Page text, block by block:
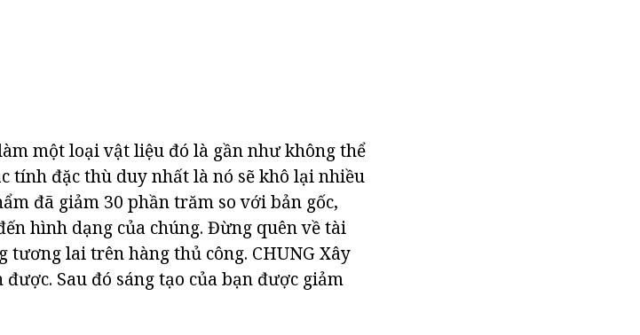
một loại vật liệu đó là gần như không thể
tính đặc thù duy nhất là nó sẽ khô lại nhiều
đã giảm 30 phần trăm so với bản gốc,
hình dạng của chúng. Đừng quên về tài
tương lai trên hàng thủ công. CHUNG Xây
Sau đó sáng tạo của bạn được giảm